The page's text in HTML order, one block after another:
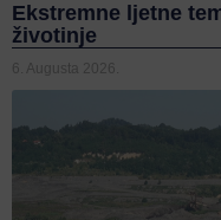
Ekstremne ljetne
životinje
6. Augusta 2026.